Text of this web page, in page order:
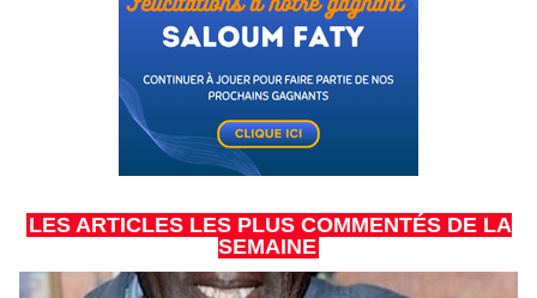
LES ARTICLES LES PLUS COMMENTÉS DE LA
SEMAINE